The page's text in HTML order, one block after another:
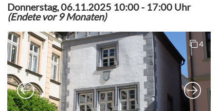
Donnerstag, 06.11.2025 10:00 - 17:00 Uhr
(Endete vor 9 Monaten)
4